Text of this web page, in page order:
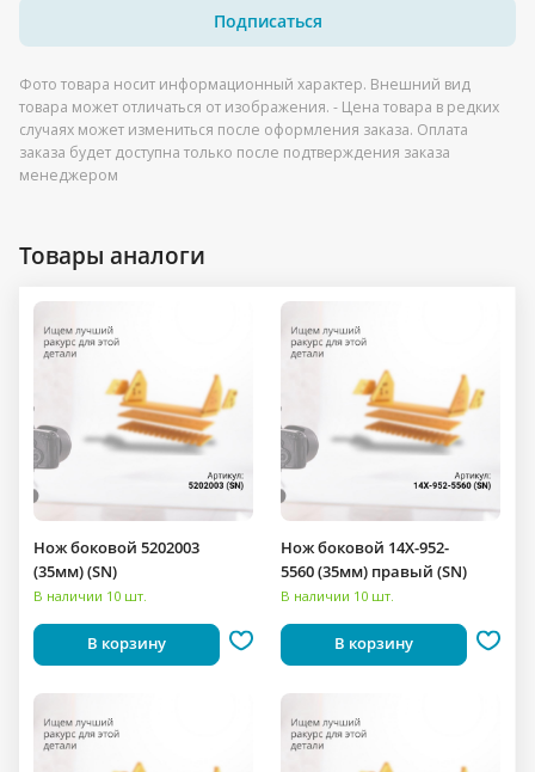
Подписаться
Фото товара носит информационный характер. Внешний вид
товара может отличаться от изображения. - Цена товара в редких
случаях может измениться после оформления заказа. Оплата
заказа будет доступна только после подтверждения заказа
менеджером
Товары аналоги
Нож боковой 5202003
(35мм) (SN)
В наличии 10 шт.
В корзину
Нож боковой 14X-952-
5560 (35мм) правый (SN)
В наличии 10 шт.
В корзину